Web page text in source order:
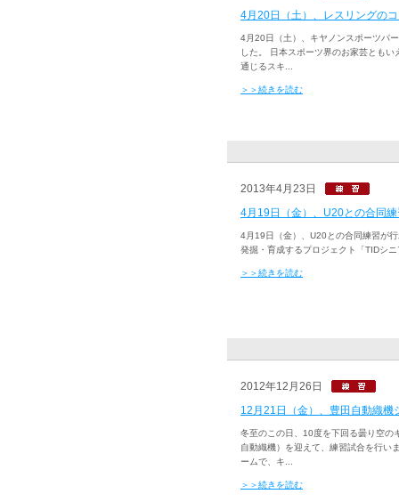
4月20日（土）、レスリングの
4月20日（土）、キヤノンスポーツパ
した。 日本スポーツ界のお家芸とも
通じるスキ...
＞＞続きを読む
2013年4月23日
4月19日（金）、U20との合同
4月19日（金）、U20との合同練習が
発掘・育成するプロジェクト「TIDシ
＞＞続きを読む
2012年12月26日
12月21日（金）、豊田自動織機
冬至のこの日、10度を下回る曇り空の
自動織機）を迎えて、練習試合を行い
ームで、キ...
＞＞続きを読む